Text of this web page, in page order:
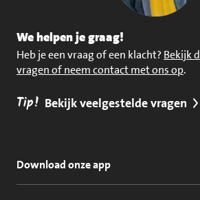
We helpen je graag!
Heb je een vraag of een klacht? Bekijk
vragen of neem contact met ons op.
Tip! Bekijk veelgestelde vragen
Download onze app